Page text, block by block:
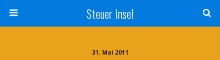
Steuer Insel
31. Mai 2011